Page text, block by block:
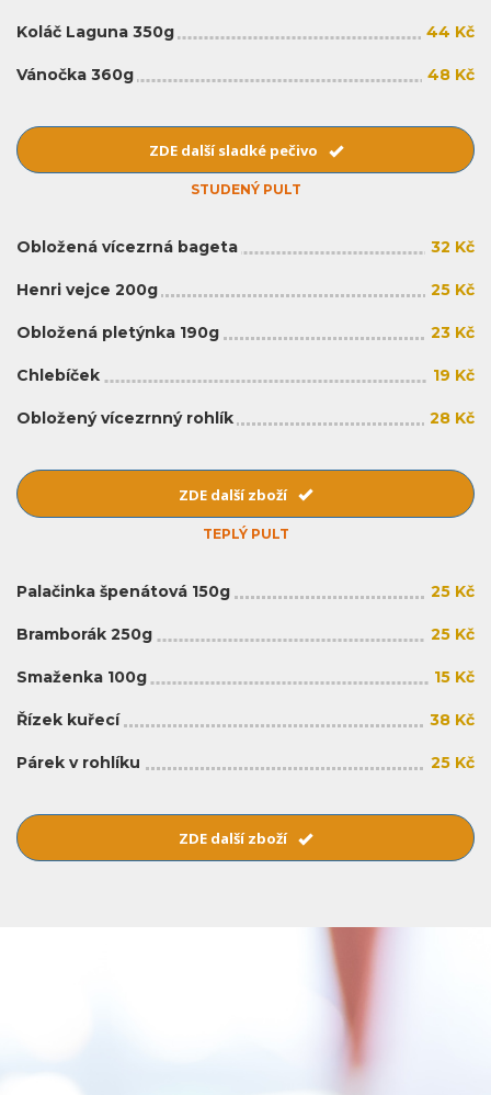
Koláč Laguna 350g 44 Kč
Vánočka 360g 48 Kč
ZDE další sladké pečivo
STUDENÝ PULT
Obložená vícezrná bageta 32 Kč
Henri vejce 200g 25 Kč
Obložená pletýnka 190g 23 Kč
Chlebíček 19 Kč
Obložený vícezrnný rohlík 28 Kč
ZDE další zboží
TEPLÝ PULT
Palačinka špenátová 150g 25 Kč
Bramborák 250g 25 Kč
Smaženka 100g 15 Kč
Řízek kuřecí 38 Kč
Párek v rohlíku 25 Kč
ZDE další zboží